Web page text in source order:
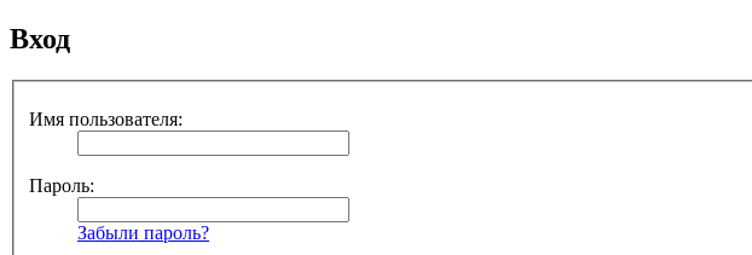
Вход
Имя пользователя:
Пароль:
Забыли пароль?